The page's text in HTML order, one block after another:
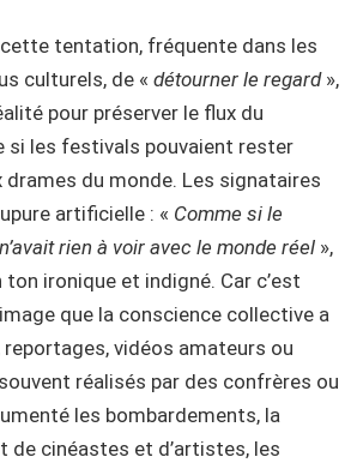
tentation, fréquente dans les
culturels, de « détourner le regard»,
pour préserver le flux du
si les festivals pouvaient rester
drames du monde. Les signataires
artificielle : « Comme si le
rien à voir avec le monde réel »,
ironique et indigné. Car c’est
que la conscience collective a
vidéos amateurs ou
réalisés par des confrères ou
les bombardements, la
de cinéastes et d’artistes, les